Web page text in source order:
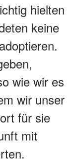
hielten
keine
wie wir es
wir unser
für sie
mit